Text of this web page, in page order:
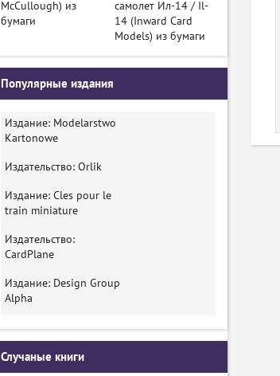
McCullough) из
бумаги
самолет Ил-14 / Il-
14 (Inward Card
Models) из бумаги
Популярные издания
Издание: Modelarstwo
Kartonowe
Издательство: Orlik
Издание: Cles pour le
train miniature
Издательство:
CardPlane
Издание: Design Group
Alpha
Случаные книги